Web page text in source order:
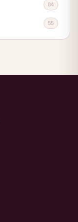
84
55